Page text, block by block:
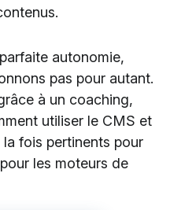
autonomie,
pas pour autant.
à un coaching,
utiliser le CMS et
fois pertinents pour
les moteurs de